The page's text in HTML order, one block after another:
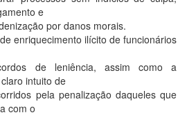
e
por danos morais.
enriquecimento ilícito de funcionários
de leniência, assim como a
intuito de
pela penalização daqueles que
com o